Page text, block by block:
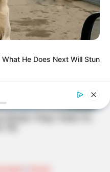
He Does Next Will Stun